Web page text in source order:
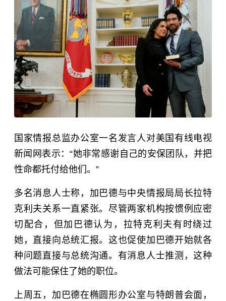
国家情报总监办公室一名发言人对美国有线电视
新闻网表示：“她非常感谢自己的安保团队，并把
性命都托付给他们。”
多名消息人士称，加巴德与中央情报局局长拉特
克利夫关系一直紧张。尽管两家机构按惯例应密
切配合，但加巴德认为，拉特克利夫有时绕过
她，直接向总统汇报。这也促使加巴德开始就各
种问题直接与总统沟通。有消息人士推测，这种
做法可能保住了她的职位。
上周五，加巴德在椭圆形办公室与特朗普会面，